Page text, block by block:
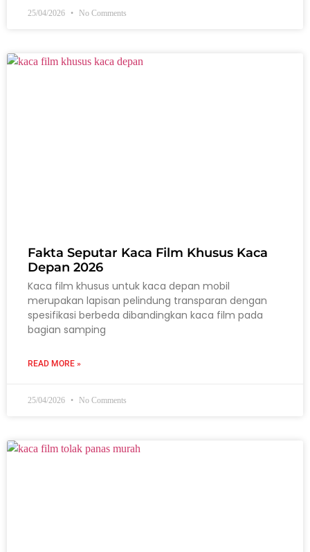
25/04/2026 No Comments
Fakta Seputar Kaca Film Khusus Kaca
Depan 2026
Kaca film khusus untuk kaca depan mobil
merupakan lapisan pelindung transparan dengan
spesifikasi berbeda dibandingkan kaca film pada
bagian samping
READ MORE »
25/04/2026 No Comments